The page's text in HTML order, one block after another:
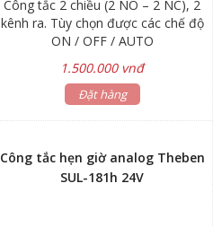
Công tắc 2 chiều (2 NO – 2 NC), 2
kênh ra. Tùy chọn được các chế độ
ON / OFF / AUTO
1.500.000 vnđ
Đặt hàng
Công tắc hẹn giờ analog Theben
SUL-181h 24V